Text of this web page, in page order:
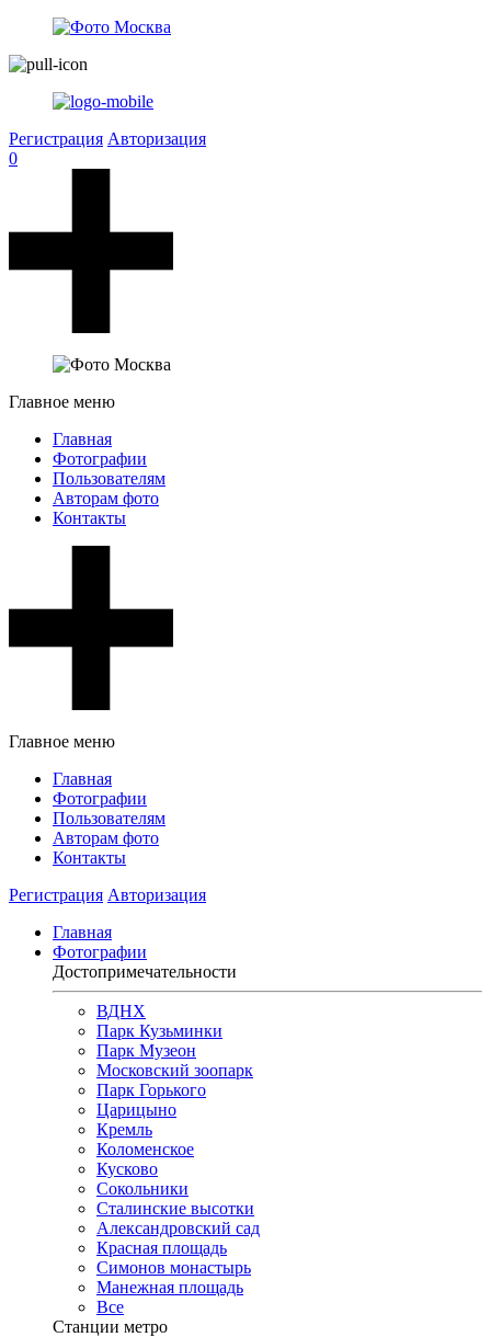
Регистрация Авторизация
0
Главное меню
Главная
Фотографии
Пользователям
Авторам фото
Контакты
Главное меню
Главная
Фотографии
Пользователям
Авторам фото
Контакты
Регистрация Авторизация
Главная
Фотографии
Достопримечательности
ВДНХ
Парк Кузьминки
Парк Музеон
Московский зоопарк
Парк Горького
Царицыно
Кремль
Коломенское
Кусково
Сокольники
Сталинские высотки
Александровский сад
Красная площадь
Симонов монастырь
Манежная площадь
Все
Станции метро